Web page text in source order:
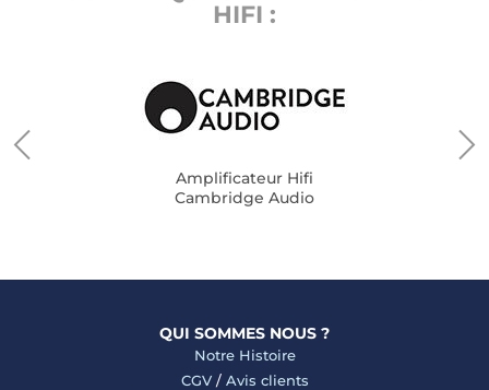
HIFI :
Amplificateur Hifi
Cambridge Audio
QUI SOMMES NOUS ?
Notre Histoire
CGV/ Avis clients